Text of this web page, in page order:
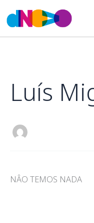
to
content
Luís
NÂO TEMOS NADA